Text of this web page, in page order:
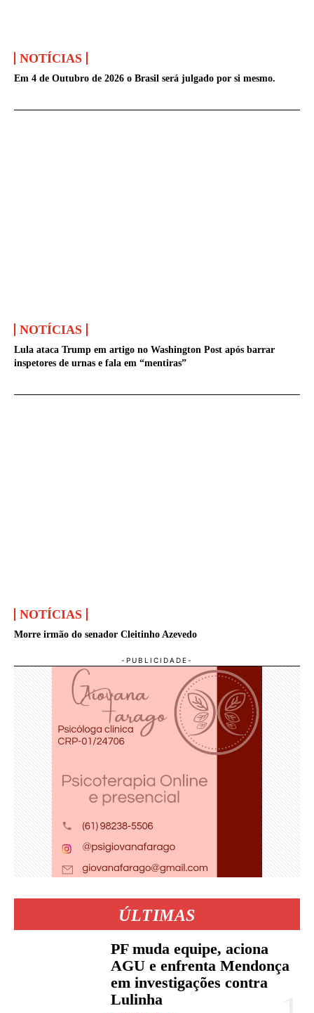
NOTÍCIAS
Em 4 de Outubro de 2026 o Brasil será julgado por si mesmo.
NOTÍCIAS
Lula ataca Trump em artigo no Washington Post após barrar
inspetores de urnas e fala em “mentiras”
NOTÍCIAS
Morre irmão do senador Cleitinho Azevedo
ÚLTIMAS
PF muda equipe, aciona
AGU e enfrenta Mendonça
em investigações contra
Lulinha